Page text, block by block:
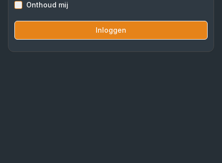
Onthoud mij
Inloggen